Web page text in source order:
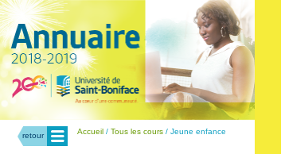
retour Menu Accueil / Tous les cours / Jeune enfance